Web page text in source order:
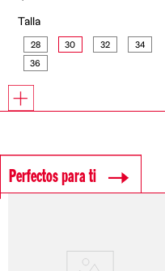
Talla
28 30 32
34
36
Perfectos para ti